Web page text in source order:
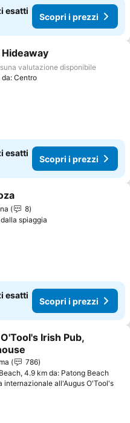
esatti
Scopri i prezzi
ai preferiti
valutazione disponibile
da: Centro
esatti
Scopri i prezzi
ai preferiti
8
spiaggia
esatti
Scopri i prezzi
ai preferiti
Irish Pub,
prezzi
786
4.9 km da: Patong Beach
internazionale all'Augus O'Tool's